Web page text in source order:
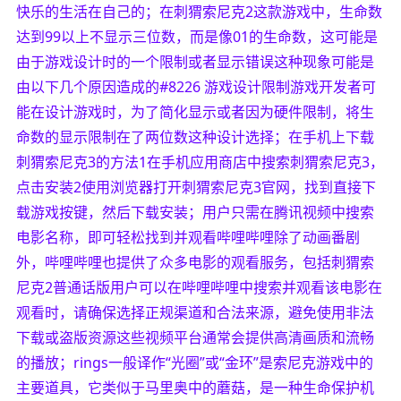
快乐的生活在自己的；在刺猬索尼克2这款游戏中，生命数
达到99以上不显示三位数，而是像01的生命数，这可能是
由于游戏设计时的一个限制或者显示错误这种现象可能是
由以下几个原因造成的#8226 游戏设计限制游戏开发者可
能在设计游戏时，为了简化显示或者因为硬件限制，将生
命数的显示限制在了两位数这种设计选择；在手机上下载
刺猬索尼克3的方法1在手机应用商店中搜索刺猬索尼克3，
点击安装2使用浏览器打开刺猬索尼克3官网，找到直接下
载游戏按键，然后下载安装；用户只需在腾讯视频中搜索
电影名称，即可轻松找到并观看哔哩哔哩除了动画番剧
外，哔哩哔哩也提供了众多电影的观看服务，包括刺猬索
尼克2普通话版用户可以在哔哩哔哩中搜索并观看该电影在
观看时，请确保选择正规渠道和合法来源，避免使用非法
下载或盗版资源这些视频平台通常会提供高清画质和流畅
的播放；rings一般译作“光圈”或“金环”是索尼克游戏中的
主要道具，它类似于马里奥中的蘑菇，是一种生命保护机